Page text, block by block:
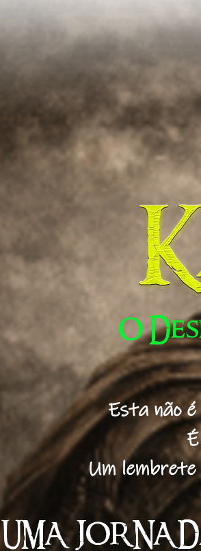
O
Esta não
Um lembrete
UMA